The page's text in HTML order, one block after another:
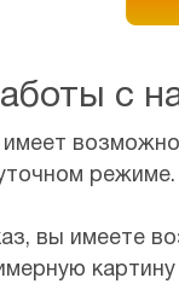
с
режиме.
вы имеете